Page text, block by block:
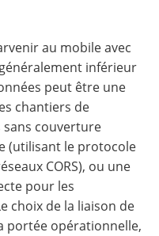
au mobile avec
inférieur
peut être une
chantiers de
sans couverture
(utilisant le protocole
CORS), ou une
pour les
choix de la liaison de
portée opérationnelle,